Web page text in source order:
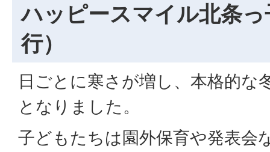
ハッピースマイル北条
行）
日ごとに寒さが増し、本格的な
となりました。
子どもたちは園外保育や発表会